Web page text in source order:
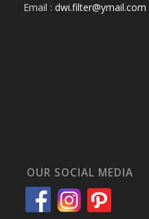
Email : dwi.filter@ymail.com
OUR SOCIAL MEDIA